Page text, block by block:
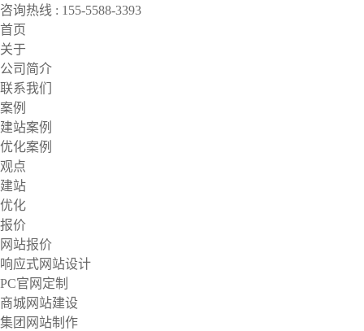
咨询热线 : 155-5588-3393
首页
关于
公司简介
联系我们
案例
建站案例
优化案例
观点
建站
优化
报价
网站报价
响应式网站设计
PC官网定制
商城网站建设
集团网站制作